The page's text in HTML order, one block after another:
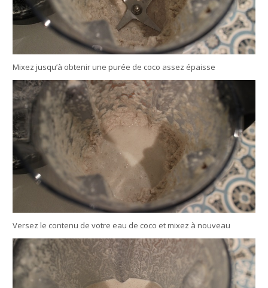
Mixez jusqu’à obtenir une purée de coco assez épaisse
Versez le contenu de votre eau de coco et mixez à nouveau